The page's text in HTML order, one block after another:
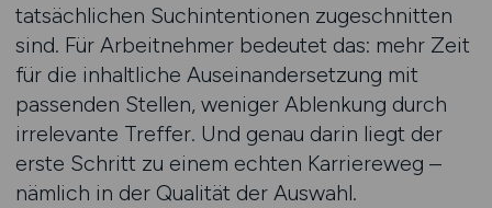
tatsächlichen Suchintentionen zugeschnitten
sind. Für Arbeitnehmer bedeutet das: mehr Zeit
für die inhaltliche Auseinandersetzung mit
passenden Stellen, weniger Ablenkung durch
irrelevante Treffer. Und genau darin liegt der
erste Schritt zu einem echten Karriereweg –
nämlich in der Qualität der Auswahl.